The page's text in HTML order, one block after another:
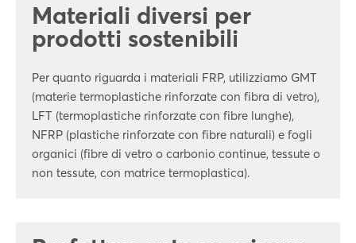
Materiali diversi per
prodotti sostenibili
Per quanto riguarda i materiali FRP, utilizziamo GMT
(materie termoplastiche rinforzate con fibra di vetro),
LFT (termoplastiche rinforzate con fibre lunghe),
NFRP (plastiche rinforzate con fibre naturali) e fogli
organici (fibre di vetro o carbonio continue, tessute o
non tessute, con matrice termoplastica).